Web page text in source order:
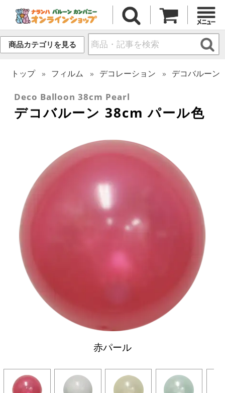
商品カテゴリを見る
トップ フィルム デコレーション デコバルーン
Deco Balloon 38cm Pearl
デコバルーン 38cm パール色
赤パール